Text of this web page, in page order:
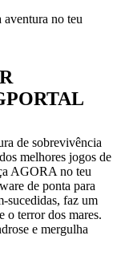
aventura no teu
de sobrevivência
melhores jogos de
AGORA no teu
de ponta para
sucedidas, faz um
o terror dos mares.
e mergulha